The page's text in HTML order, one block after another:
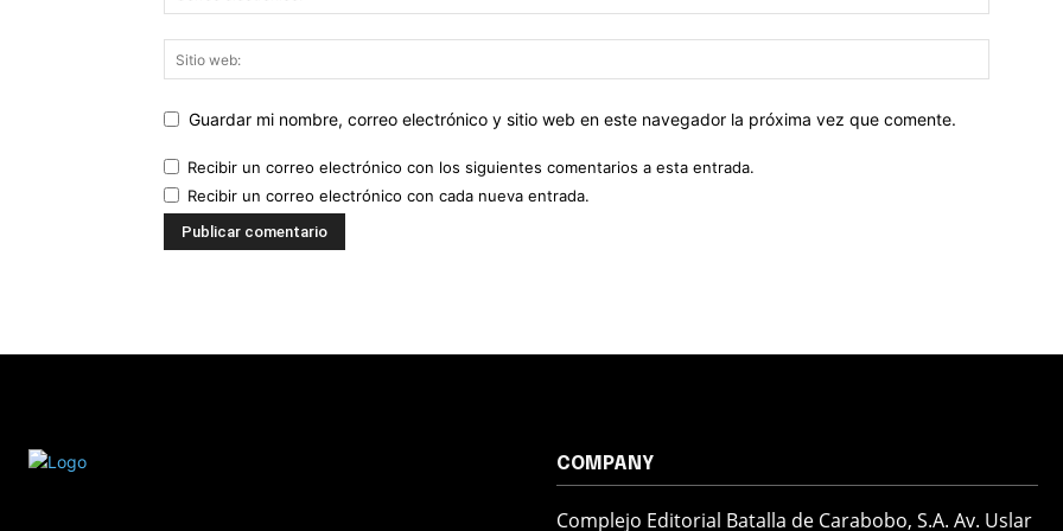
Guardar mi nombre, correo electrónico y sitio web en este navegador la próxima vez que comente.
Recibir un correo electrónico con los siguientes comentarios a esta entrada.
Recibir un correo electrónico con cada nueva entrada.
COMPANY
Complejo Editorial Batalla de Carabobo, S.A. Av. Uslar